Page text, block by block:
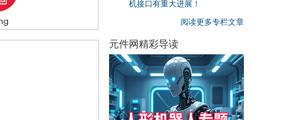
机接口有重大进展！
阅读更多专栏文章
元件网精彩导读